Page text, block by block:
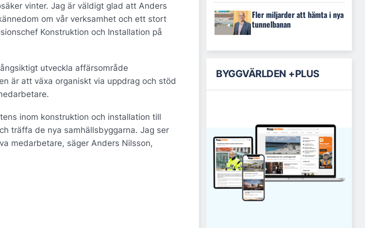
vinter. Jag är väldigt glad att Anders
om vår verksamhet och ett stort
Konstruktion och Installation på
utveckla affärsområde
är att växa organiskt via uppdrag och stöd
inom konstruktion och installation till
träffa de nya samhällsbyggarna. Jag ser
medarbetare, säger Anders Nilsson,
Fler miljarder att hämta i nya
tunnelbanan
BYGGVÄRLDEN +PLUS